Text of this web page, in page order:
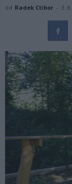
od Radek Ctibor - 3.